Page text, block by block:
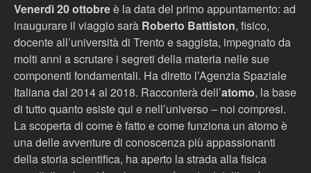
Venerdì 20 ottobreè la data del primo appuntamento: ad
inaugurare il viaggio sarà Roberto Battiston, fisico,
docente all’università di Trento e saggista, impegnato da
molti anni a scrutare i segreti della materia nelle sue
componenti fondamentali. Ha diretto l’Agenzia Spaziale
Italiana dal 2014 al 2018. Racconterà dell’atomo, la base
di tutto quanto esiste qui e nell’universo – noi compresi.
La scoperta di come è fatto e come funziona un atomo è
una delle avventure di conoscenza più appassionanti
della storia scientifica, ha aperto la strada alla fisica